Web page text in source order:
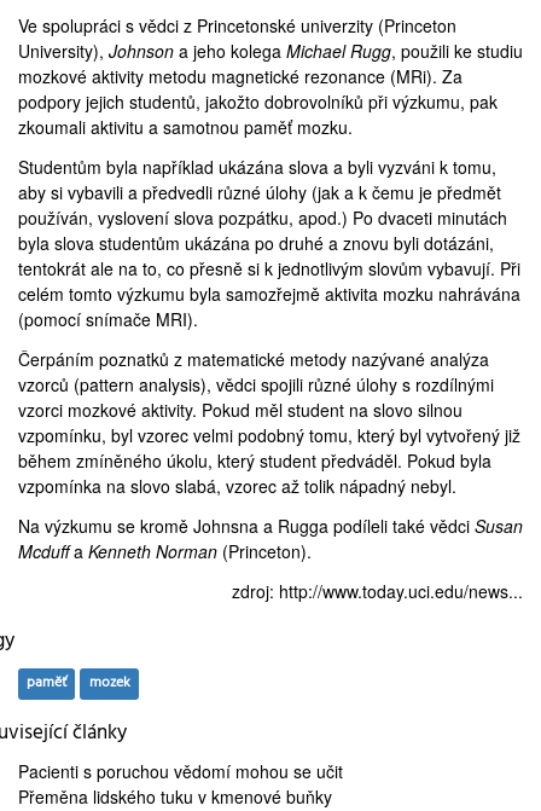
Ve spolupráci s vědci z Princetonské univerzity (Princeton
University), Johnson a jeho kolega Michael Rugg, použili ke studiu
mozkové aktivity metodu magnetické rezonance (MRi). Za
podpory jejich studentů, jakožto dobrovolníků při výzkumu, pak
zkoumali aktivitu a samotnou paměť mozku.
Studentům byla například ukázána slova a byli vyzváni k tomu,
aby si vybavili a předvedli různé úlohy (jak a k čemu je předmět
používán, vyslovení slova pozpátku, apod.) Po dvaceti minutách
byla slova studentům ukázána po druhé a znovu byli dotázáni,
tentokrát ale na to, co přesně si k jednotlivým slovům vybavují. Při
celém tomto výzkumu byla samozřejmě aktivita mozku nahrávána
(pomocí snímače MRI).
Čerpáním poznatků z matematické metody nazývané analýza
vzorců (pattern analysis), vědci spojili různé úlohy s rozdílnými
vzorci mozkové aktivity. Pokud měl student na slovo silnou
vzpomínku, byl vzorec velmi podobný tomu, který byl vytvořený již
během zmíněného úkolu, který student předváděl. Pokud byla
vzpomínka na slovo slabá, vzorec až tolik nápadný nebyl.
Na výzkumu se kromě Johnsna a Rugga podíleli také vědci Susan
Mcduffa Kenneth Norman (Princeton).
zdroj: http://www.today.uci.edu/news...
paměť mozek
články
Pacienti s poruchou vědomí mohou se učit
Přeměna lidského tuku v kmenové buňky